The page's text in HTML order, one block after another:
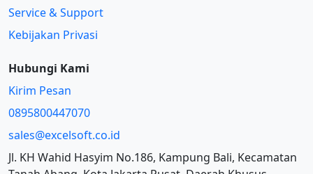
Service & Support
Kebijakan Privasi
Hubungi Kami
Kirim Pesan
0895800447070
sales@excelsoft.co.id
Jl. KH Wahid Hasyim No.186, Kampung Bali, Kecamatan